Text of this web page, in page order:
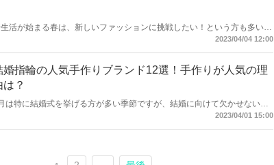
活が始まる春は、新しいファッションに挑戦したい！という方も多いの
？また通勤の際のファッションコーデも、印象を左右する大切なポイン
2023/04/04 12:00
婚指輪の人気手作りブランド12選！手作りが人気の理
は？
は特に結婚式を挙げる方が多い季節ですが、結婚に向けて欠かせないも
言えば「結婚指輪」。最近では手作りをするカップルも増えており、世
2023/04/01 15:00